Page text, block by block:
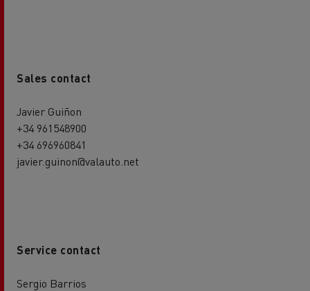
Sales contact
Javier Guiñon
+34 961548900
+34 696960841
javier.guinon@valauto.net
Service contact
Sergio Barrios